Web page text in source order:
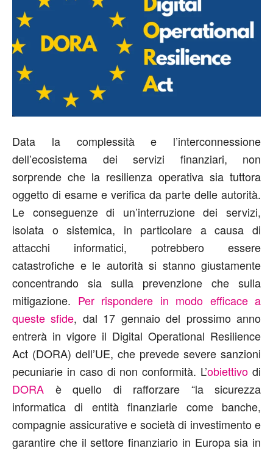
Data la complessità e l’interconnessione
dell’ecosistema dei servizi finanziari, non
sorprende che la resilienza operativa sia tuttora
oggetto di esame e verifica da parte delle autorità.
Le conseguenze di un’interruzione dei servizi,
isolata o sistemica, in particolare a causa di
attacchi informatici, potrebbero essere
catastrofiche e le autorità si stanno giustamente
concentrando sia sulla prevenzione che sulla
mitigazione. Per rispondere in modo efficace a
queste sfide, dal 17 gennaio del prossimo anno
entrerà in vigore il Digital Operational Resilience
Act (DORA) dell’UE, che prevede severe sanzioni
pecuniarie in caso di non conformità. L’obiettivo di
DORA è quello di rafforzare “la sicurezza
informatica di entità finanziarie come banche,
compagnie assicurative e società di investimento e
garantire che il settore finanziario in Europa sia in